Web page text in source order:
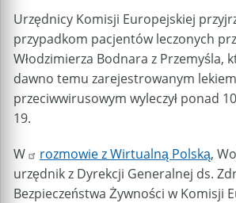
Urzędnicy Komisji Europejskiej
przypadkom pacjentów leczonych
Włodzimierza Bodnara z Przemyśla,
dawno temu zarejestrowanym lekiem
przeciwwirusowym wyleczył ponad
19.
W rozmowie z Wirtualną Polską,
urzędnik z Dyrekcji Generalnej ds.
Bezpieczeństwa Żywności w Komisji